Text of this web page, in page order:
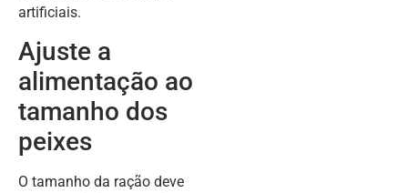
artificiais.
Ajuste a
alimentação ao
tamanho dos
peixes
O tamanho da ração deve